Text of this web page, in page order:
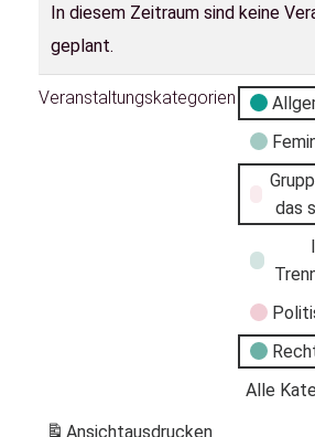
In diesem Zeitraum sind keine
geplant.
Veranstaltungskategorien
das
Alle
Ansichtausdrucken